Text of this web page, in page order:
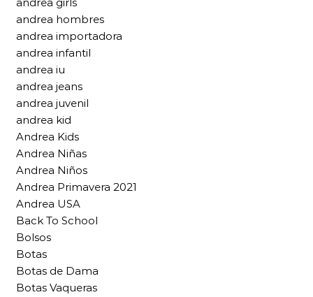
andrea girls
andrea hombres
andrea importadora
andrea infantil
andrea iu
andrea jeans
andrea juvenil
andrea kid
Andrea Kids
Andrea Niñas
Andrea Niños
Andrea Primavera 2021
Andrea USA
Back To School
Bolsos
Botas
Botas de Dama
Botas Vaqueras